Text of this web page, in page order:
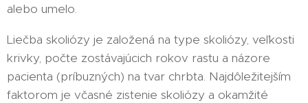
alebo umelo.
Liečba skoliózy je založená na type skoliózy, veľkosti
krivky, počte zostávajúcich rokov rastu a názore
pacienta (príbuzných) na tvar chrbta. Najdôležitejším
faktorom je včasné zistenie skoliózy a okamžité